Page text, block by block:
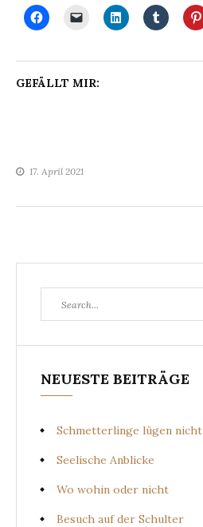
GEFÄLLT MIR:
17. April 2021
for:
NEUESTE BEITRÄGE
Schmetterlinge lügen nicht
Seelische Anblicke
Wo wohin oder nicht
Besuch auf der Schulter